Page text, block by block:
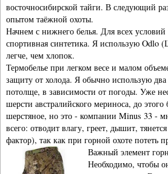
восточносибирской тайги. В следующий
опытом таёжной охоты.
Начнем с нижнего белья. Для всех условий
спортивная синтетика. Я использую Odlo
легче, чем хлопок.
Термобелье при легком весе и малом
защиту от холода. Я обычно использую
потолще, в зависимости от погоды. Уже
шерсти австралийского мериноса, до
шерстяное, но это - компании Minus 33 -
всего: отводит влагу, греет, дышит,
фактор), так как при горной охоте потеть
Важный элемент
Необходимо, чтобы